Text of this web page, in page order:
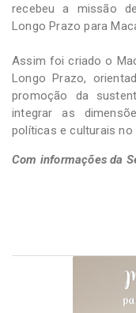
recebeu a missão
Longo Prazo para
Assim foi criado o
Longo Prazo,
promoção da
integrar as
políticas e culturais no
Com informações da